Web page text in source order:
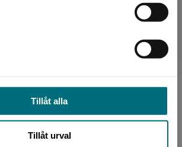
Tillåt alla
Tillåt urval
Formgivare, omslag
Hanna S. Larsson